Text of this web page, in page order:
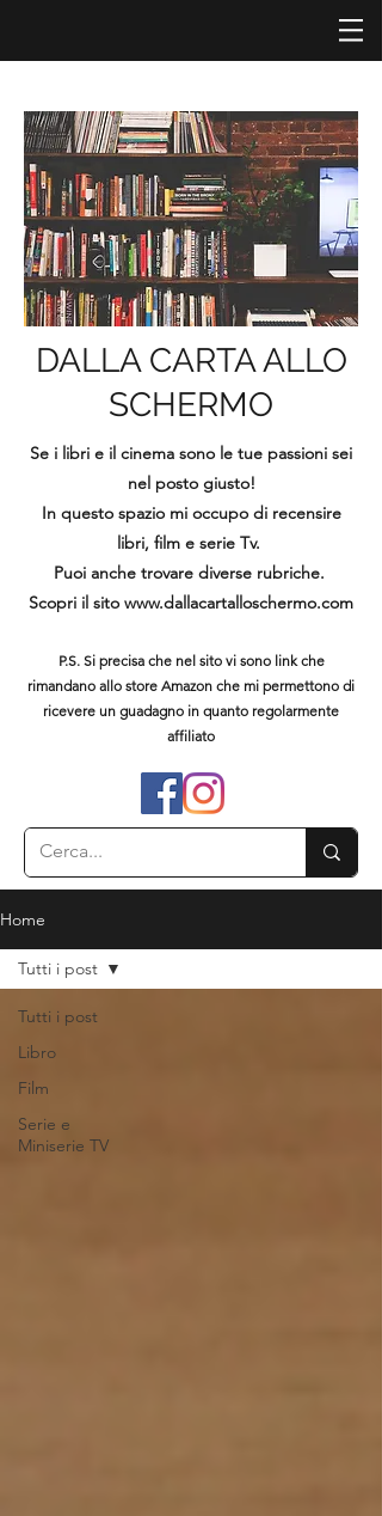
DALLA CARTA ALLO
SCHERMO
Se i libri e il cinema sono le tue passioni sei
nel posto giusto!
In questo spazio mi occupo di recensire
libri, film e serie Tv.
Puoi anche trovare diverse rubriche.
Scopri il sito www.dallacartalloschermo.com
P.S. Si precisa che nel sito vi sono link che
rimandano allo store Amazon che mi permettono di
ricevere un guadagno in quanto regolarmente
affiliato
Home
Tutti i post
Libro
Film
Serie e
Miniserie TV
Tutti i post